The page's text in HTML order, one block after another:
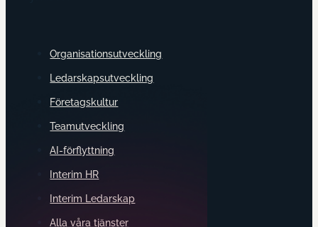
Organisationsutveckling
Ledarskapsutveckling
Företagskultur
Teamutveckling
AI-förflyttning
Interim HR
Interim Ledarskap
Alla våra tjänster